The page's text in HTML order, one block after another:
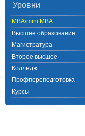
Уровни
MBA/mini MBA
Высшее образование
Магистратура
Второе высшее
Колледж
Профпереподготовка
Курсы